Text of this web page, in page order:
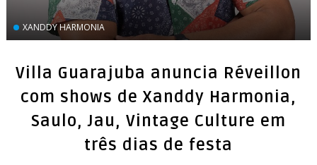
XANDDY HARMONIA
Villa Guarajuba anuncia Réveillon
com shows de Xanddy Harmonia,
Saulo, Jau, Vintage Culture em
três dias de festa